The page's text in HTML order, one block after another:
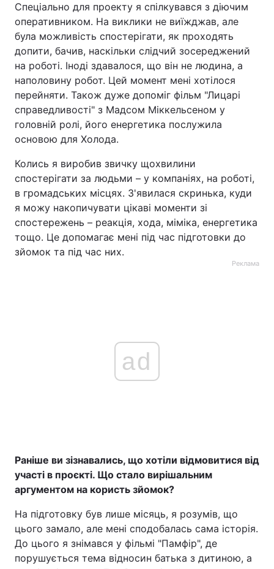
Спеціально для проекту я спілкувався з діючим
оперативником. На виклики не виїжджав, але
була можливість спостерігати, як проходять
допити, бачив, наскільки слідчий зосереджений
на роботі. Іноді здавалося, що він не людина, а
наполовину робот. Цей момент мені хотілося
перейняти. Також дуже допоміг фільм "Лицарі
справедливості" з Мадсом Міккельсеном у
головній ролі, його енергетика послужила
основою для Холода.
Колись я виробив звичку щохвилини
спостерігати за людьми – у компаніях, на роботі,
в громадських місцях. З'явилася скринька, куди
я можу накопичувати цікаві моменти зі
спостережень – реакція, хода, міміка, енергетика
тощо. Це допомагає мені під час підготовки до
зйомок та під час них.
Реклама
ad
Раніше ви зізнавались, що хотіли відмовитися від
участі в проєкті. Що стало вирішальним
аргументом на користь зйомок?
На підготовку був лише місяць, я розумів, що
цього замало, але мені сподобалась сама історія.
До цього я знімався у фільмі "Памфір", де
порушується тема відносин батька з дитиною, а